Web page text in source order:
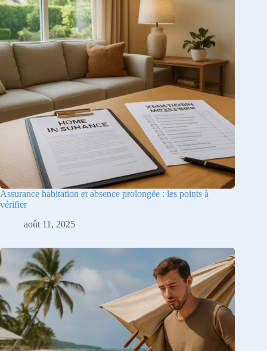
Assurance habitation et absence prolongée : les points à
vérifier
août 11, 2025